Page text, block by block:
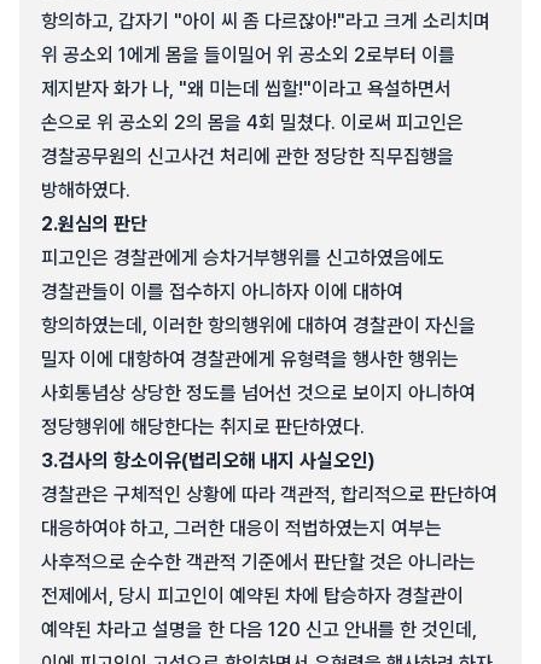
항의하고, 갑자기 "아이 씨 좀 다르잖아!"라고 크게 소리치며
위 공소외 1에게 몸을 들이밀어 위 공소외 2로부터 이를
제지받자 화가 나, "왜 미는데 씹할!"이라고 욕설하면서
손으로 위 공소외 2의 몸을 4회 밀쳤다. 이로써 피고인은
경찰공무원의 신고사건 처리에 관한 정당한 직무집행을
방해하였다.
2.원심의 판단
피고인은 경찰관에게 승차거부행위를 신고하였음에도
경찰관들이 이를 접수하지 아니하자 이에 대하여
항의하였는데, 이러한 항의행위에 대하여 경찰관이 자신을
밀자 이에 대항하여 경찰관에게 유형력을 행사한 행위는
사회통념상 상당한 정도를 넘어선 것으로 보이지 아니하여
정당행위에 해당한다는 취지로 판단하였다.
3.검사의 항소이유(법리오해 내지 사실오인)
경찰관은 구체적인 상황에 따라 객관적, 합리적으로 판단하여
대응하여야 하고, 그러한 대응이 적법하였는지 여부는
사후적으로 순수한 객관적 기준에서 판단할 것은 아니라는
전제에서, 당시 피고인이 예약된 차에 탑승하자 경찰관이
예약된 차라고 설명을 한 다음 120 신고 안내를 한 것인데,